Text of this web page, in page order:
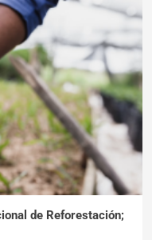
de Reforestación;